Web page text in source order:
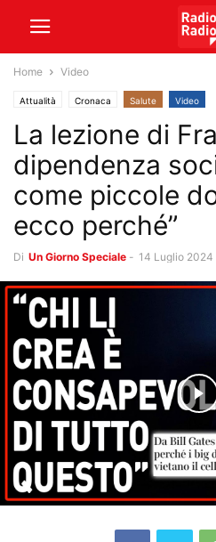
Home Video
Attualità Cronaca Salute Video
La lezione di
dipendenza
come piccole
ecco perché”
Di Un Giorno Speciale - 14 Luglio 2024